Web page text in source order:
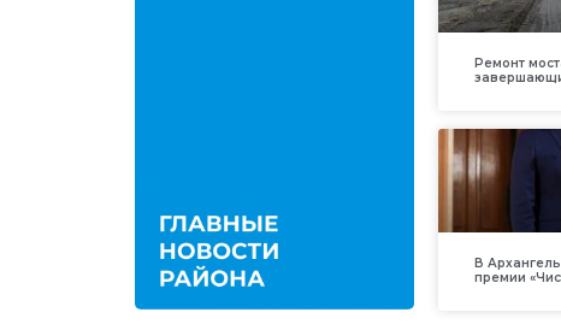
Ремонт
В
премии